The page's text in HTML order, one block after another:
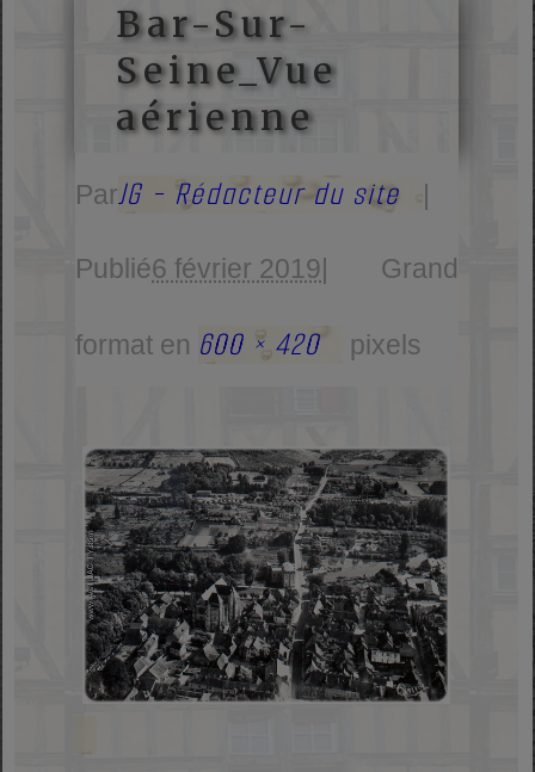
Bar-Sur-
Seine_Vue
aérienne
ParJG - Rédacteur du site
Publié6 février 2019 Grand
format en 600 × 420 pixels